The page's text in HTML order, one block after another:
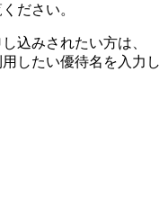
ださい。
込みされたい方は、
したい優待名を入力し